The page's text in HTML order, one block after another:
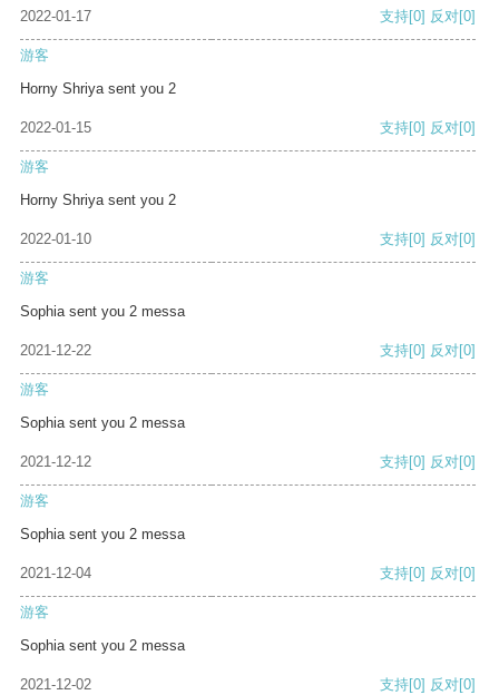
2022-01-17 支持[0] 反对[0]
游客
Horny Shriya sent you 2
2022-01-15 支持[0] 反对[0]
游客
Horny Shriya sent you 2
2022-01-10 支持[0] 反对[0]
游客
Sophia sent you 2 messa
2021-12-22 支持[0] 反对[0]
游客
Sophia sent you 2 messa
2021-12-12 支持[0] 反对[0]
游客
Sophia sent you 2 messa
2021-12-04 支持[0] 反对[0]
游客
Sophia sent you 2 messa
2021-12-02 支持[0] 反对[0]